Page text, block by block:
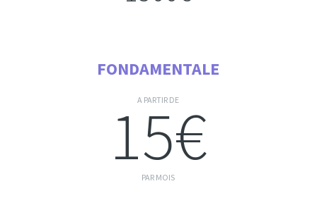
FONDAMENTALE
A PARTIR DE
15€
PAR MOIS